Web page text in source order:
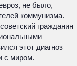
не было,
коммунизма.
гражданин
этот диагноз
с миром.